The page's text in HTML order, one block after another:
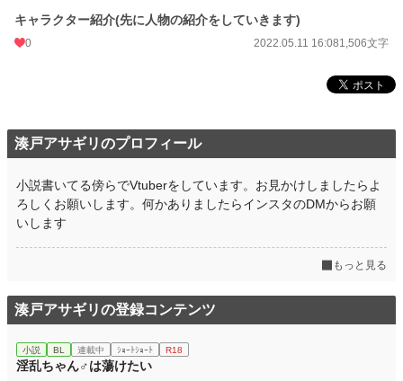
24h.ポイント 0 pt
週間ポイント 0 pt (228,618 位)
月間ポイント 28 pt (93,489 位)
年間ポイント
累計ポイント 2,213 pt (161,076 位)
キャラクター紹介(先に人物の紹介をしていきます)
0 2022.05.11 16:081,506文字
湊戸アサギリのプロフィール
小説書いてる傍らでVtuberをしています。お見かけしましたらよ
ろしくお願いします。何かありましたらインスタのDMからお願
いします
もっと見る
湊戸アサギリの登録コンテンツ
小説 BL 連載中 ｼｮｰﾄｼｮｰﾄ R18
淫乱ちゃん♂は蕩けたい